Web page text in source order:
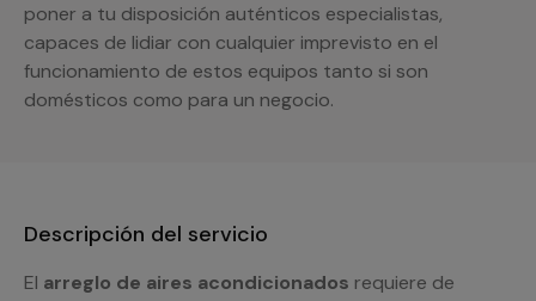
poner a tu disposición auténticos especialistas,
capaces de lidiar con cualquier imprevisto en el
funcionamiento de estos equipos tanto si son
domésticos como para un negocio.
Descripción del servicio
El arreglo de aires acondicionados requiere de